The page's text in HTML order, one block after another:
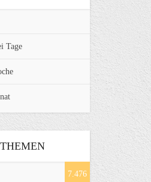
Tage
7.476